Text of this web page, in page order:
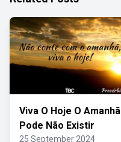
Viva O Hoje O Amanhã
Pode Não Existir
25 September 2024